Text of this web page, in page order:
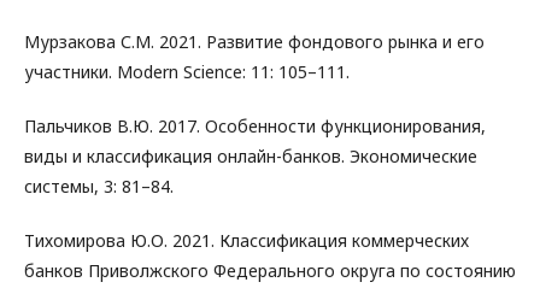
Мурзакова С.М. 2021. Развитие фондового рынка и его
участники. Modern Science: 11: 105–111.
Пальчиков В.Ю. 2017. Особенности функционирования,
виды и классификация онлайн-банков. Экономические
системы, 3: 81–84.
Тихомирова Ю.О. 2021. Классификация коммерческих
банков Приволжского Федерального округа по состоянию